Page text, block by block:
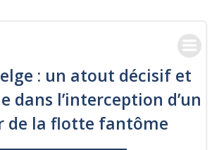
: un atout décisif et
dans l’interception d’un
de la flotte fantôme